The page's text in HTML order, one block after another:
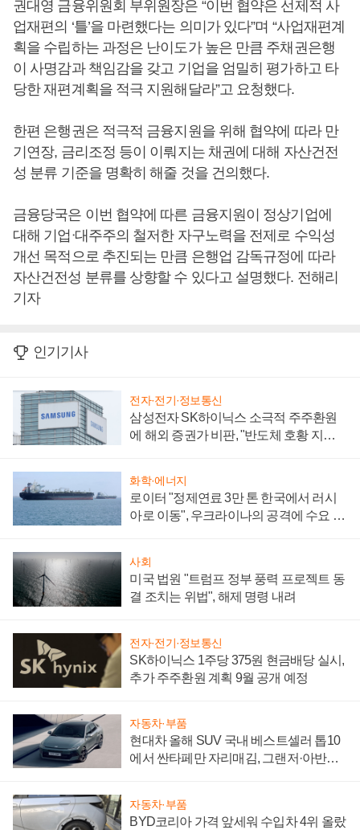
권대영 금융위원회 부위원장은 “이번 협약은 선제적 사
업재편의 ‘틀’을 마련했다는 의미가 있다”며 “사업재편계
획을 수립하는 과정은 난이도가 높은 만큼 주채권은행
이 사명감과 책임감을 갖고 기업을 엄밀히 평가하고 타
당한 재편계획을 적극 지원해달라”고 요청했다.
한편 은행권은 적극적 금융지원을 위해 협약에 따라 만
기연장, 금리조정 등이 이뤄지는 채권에 대해 자산건전
성 분류 기준을 명확히 해줄 것을 건의했다.
금융당국은 이번 협약에 따른 금융지원이 정상기업에
대해 기업ᐧ대주주의 철저한 자구노력을 전제로 수익성
개선 목적으로 추진되는 만큼 은행업 감독규정에 따라
자산건전성 분류를 상향할 수 있다고 설명했다. 전해리
기자
인기기사
전자·전기·정보통신
삼성전자 SK하이닉스 소극적 주주환원
에 해외 증권가 비판, "반도체 호황 지속
화학·에너지
로이터 "정제연료 3만 톤 한국에서 러시
아로 이동", 우크라이나의 공격에 수요 늘
사회
미국 법원 "트럼프 정부 풍력 프로젝트 동
결 조치는 위법", 해제 명령 내려
전자·전기·정보통신
SK하이닉스 1주당 375원 현금배당 실시,
추가 주주환원 계획 9월 공개 예정
자동차·부품
현대차 올해 SUV 국내 베스트셀러 톱10
에서 싼타페만 자리매김, 그랜저·아반떼
자동차·부품
BYD코리아 가격 앞세워 수입차 4위 올랐